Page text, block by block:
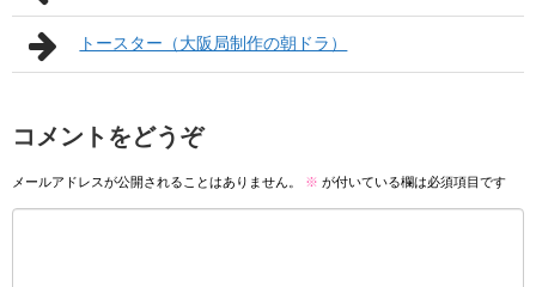
トースター（大阪局制作の朝ドラ）
コメントをどうぞ
メールアドレスが公開されることはありません。 ※ が付いている欄は必須項目です